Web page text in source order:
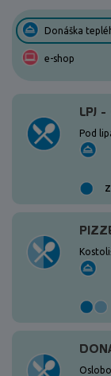
Donáška
e-shop
LPJ -
Pod